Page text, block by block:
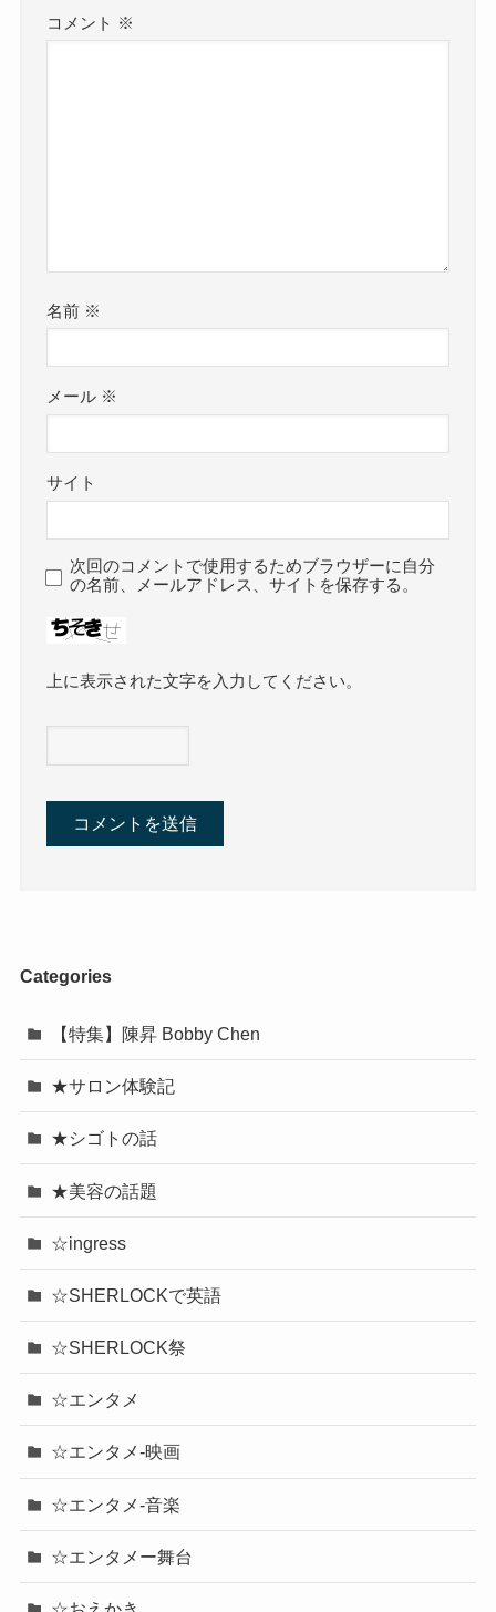
コメント ※
名前 ※
メール ※
サイト
次回のコメントで使用するためブラウザーに自分
の名前、メールアドレス、サイトを保存する。
上に表示された文字を入力してください。
Categories
【特集】陳昇 Bobby Chen
★サロン体験記
★シゴトの話
★美容の話題
☆ingress
☆SHERLOCKで英語
☆SHERLOCK祭
☆エンタメ
☆エンタメ-映画
☆エンタメ-音楽
☆エンタメー舞台